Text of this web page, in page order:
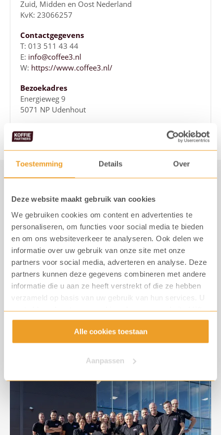
Toestemming Details Over
Deze website maakt gebruik van cookies
We gebruiken cookies om content en advertenties te
personaliseren, om functies voor social media te bieden
en om ons websiteverkeer te analyseren. Ook delen we
informatie over uw gebruik van onze site met onze
partners voor social media, adverteren en analyse. Deze
partners kunnen deze gegevens combineren met andere
informatie die u aan ze heeft verstrekt of die ze hebben
verzameld op basis van uw gebruik van hun services. U
gaat akkoord met onze cookies als u onze website blijft
gebruiken.
Alle cookies toestaan
Aanpassen
Zuid, Midden en Oost Nederland
KvK: 23066257
Contactgegevens
T: 013 511 43 44
E: info@coffee3.nl
W: https://www.coffee3.nl/
Bezoekadres
Energieweg 9
5071 NP Udenhout
Ons verhaal